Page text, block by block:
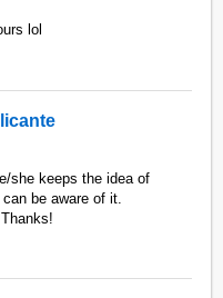
lol
she keeps the idea of
be aware of it.